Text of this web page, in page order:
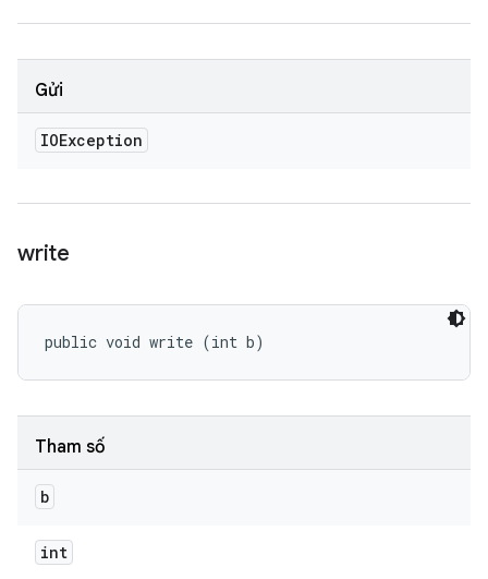
Gửi
IOException
write
public void write (int b)
Tham số
b
int